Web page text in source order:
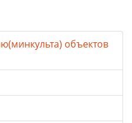
объектов